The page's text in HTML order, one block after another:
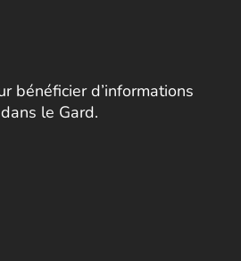
bénéficier d’informations
le Gard.